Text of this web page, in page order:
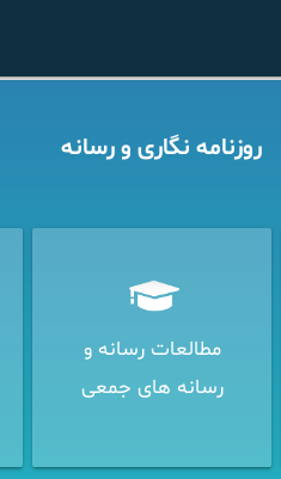
روزنامه نگاری و رسانه
مطالعات رسانه و
رسانه های جمعی